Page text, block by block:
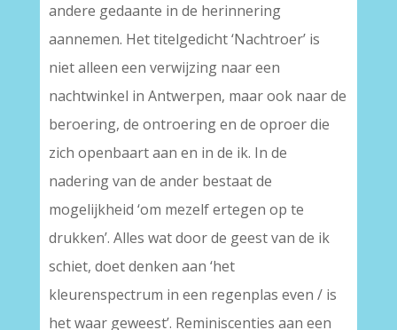
andere gedaante in de herinnering
aannemen. Het titelgedicht ‘Nachtroer’ is
niet alleen een verwijzing naar een
nachtwinkel in Antwerpen, maar ook naar de
beroering, de ontroering en de oproer die
zich openbaart aan en in de ik. In de
nadering van de ander bestaat de
mogelijkheid ‘om mezelf ertegen op te
drukken’. Alles wat door de geest van de ik
schiet, doet denken aan ‘het
kleurenspectrum in een regenplas even / is
het waar geweest’. Reminiscenties aan een